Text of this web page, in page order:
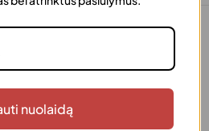
pilka
nuolaidą